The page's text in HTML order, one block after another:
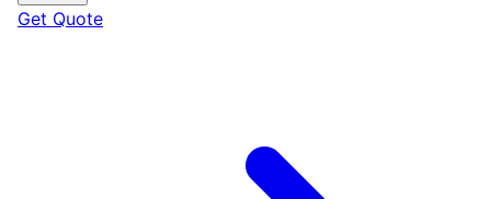
Get Quote